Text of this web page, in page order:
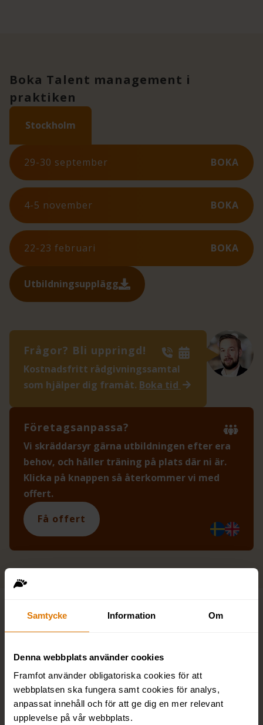
Samtycke Information Om
Denna webbplats använder cookies
Framfot använder obligatoriska cookies för att
webbplatsen ska fungera samt cookies för analys,
anpassat innehåll och för att ge dig en mer relevant
upplevelse på vår webbplats.
Boka Talent management i
praktiken
Stockholm
29-30 september BOKA
4-5 november BOKA
22-23 februari BOKA
Utbildningsupplägg
Frågor? Bli uppringd!
Kostnadsfritt rådgivningssamtal
som hjälper dig framåt. Boka tid
Företagsanpassa?
Vi skräddarsyr gärna utbildningen efter era
behov, och håller träning på plats där ni är.
Klicka på knappen så återkommer vi med
offert.
Få offert
Relaterade utbildningar
Certifierad HR
Certifierad HR-strateg